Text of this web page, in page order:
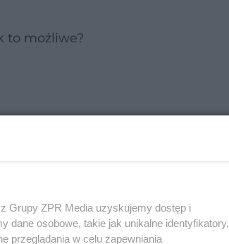
to możliwe?
Grupy ZPR Media uzyskujemy dostęp i
dane osobowe, takie jak unikalne identyfikatory,
przeglądania w celu zapewniania